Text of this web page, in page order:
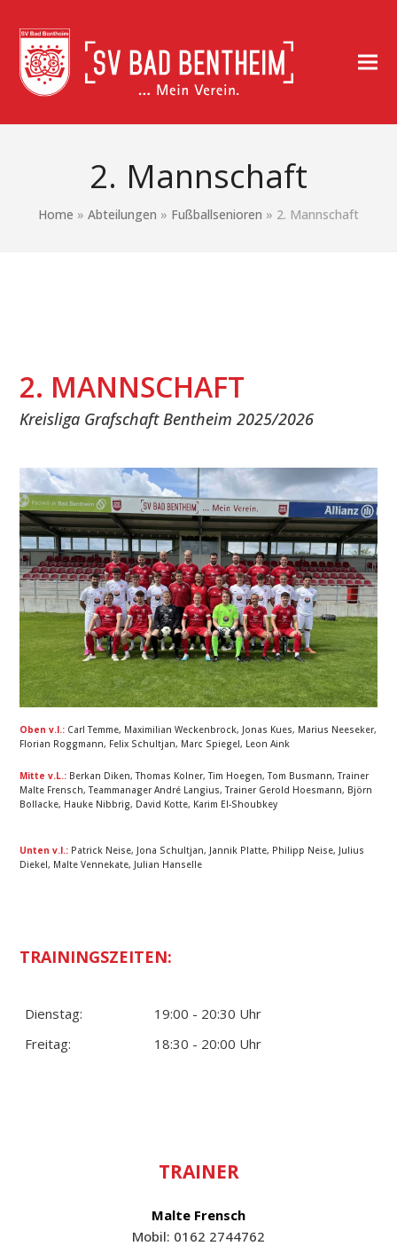
2. Mannschaft
Home » Abteilungen » Fußballsenioren » 2. Mannschaft
2. MANNSCHAFT
Kreisliga Grafschaft Bentheim 2025/2026
Oben v.l.: Carl Temme, Maximilian Weckenbrock, Jonas Kues, Marius Neeseker,
Florian Roggmann, Felix Schultjan, Marc Spiegel, Leon Aink
Mitte v.L.: Berkan Diken, Thomas Kolner, Tim Hoegen, Tom Busmann, Trainer
Malte Frensch, Teammanager André Langius, Trainer Gerold Hoesmann, Björn
Bollacke, Hauke Nibbrig, David Kotte, Karim El-Shoubkey
Unten v.l.: Patrick Neise, Jona Schultjan, Jannik Platte, Philipp Neise, Julius
Diekel, Malte Vennekate, Julian Hanselle
TRAININGSZEITEN:
Dienstag:
19:00 - 20:30 Uhr
Freitag:
18:30 - 20:00 Uhr
TRAINER
Malte Frensch
Mobil: 0162 2744762